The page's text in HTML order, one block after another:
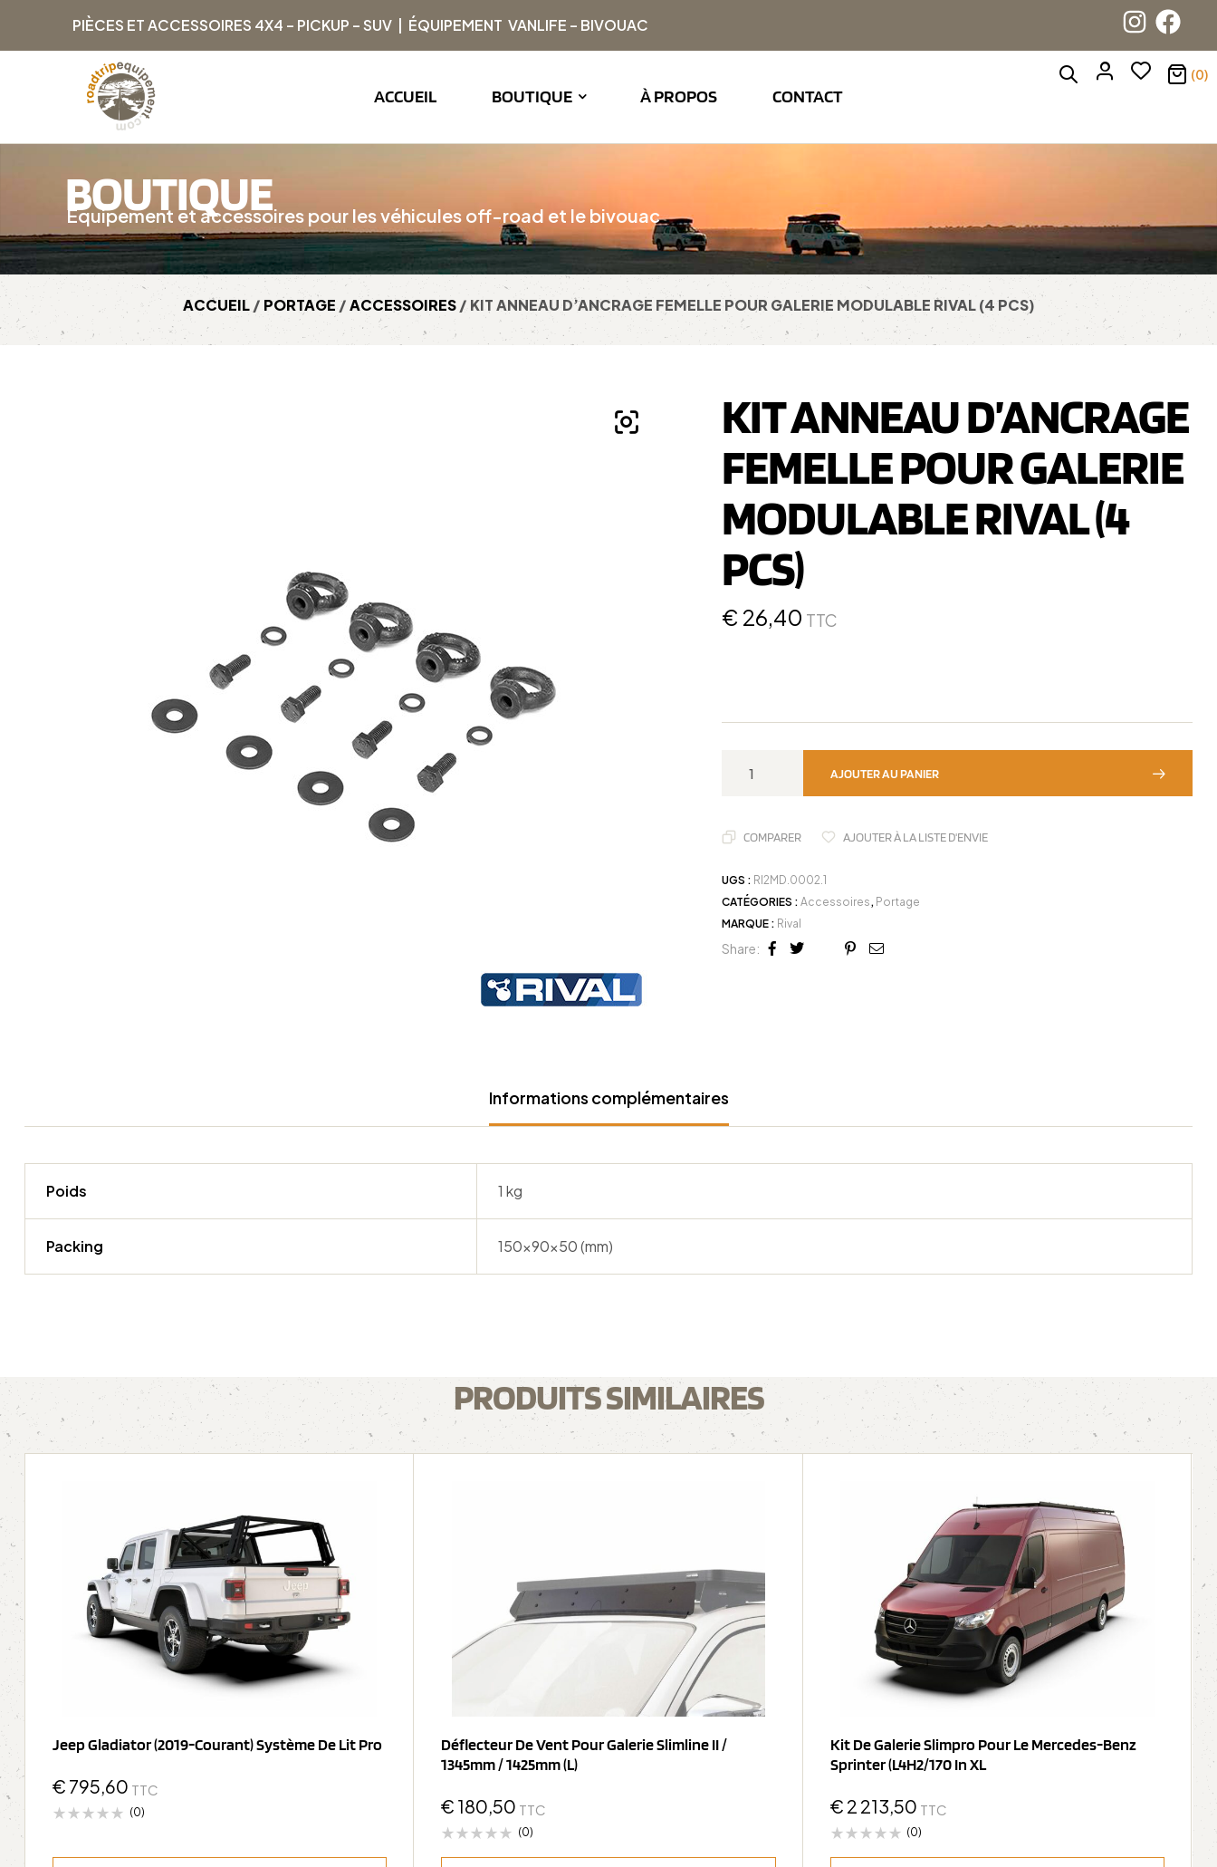
PIÈCES ET ACCESSOIRES 4X4 – PICKUP – SUV | ÉQUIPEMENT VANLIFE – BIVOUAC
ACCUEIL BOUTIQUE À PROPOS CONTACT
(0)
BOUTIQUE
Équipement et accessoires pour les véhicules off-road et le bivouac
ACCUEIL/ PORTAGE /ACCESSOIRES/ KIT ANNEAU D’ANCRAGE FEMELLE POUR GALERIE MODULABLE RIVAL (4 PCS)
KIT ANNEAU D’ANCRAGE
FEMELLE POUR GALERIE
MODULABLE RIVAL (4
PCS)
€ 26,40 TTC
AJOUTER AU PANIER
COMPARER AJOUTER À LA LISTE D'ENVIE
UGS : RI2MD.0002.1
CATÉGORIES : Accessoires, Portage
MARQUE : Rival
Share:
Facebook
TwitterLinkedin
Google+
Pinterest
Email
Informations complémentaires
Poids 1 kg
Packing 150x90x50 (mm)
PRODUITS SIMILAIRES
Jeep Gladiator (2019-Courant) Système De Lit Pro
€ 795,60 TTC
(0)
Déflecteur De Vent Pour Galerie Slimline II /
1345mm / 1425mm (l)
€ 180,50 TTC
(0)
Kit De Galerie Slimpro Pour Le Mercedes-Benz
Sprinter (L4H2/170 In XL
€ 2 213,50 TTC
(0)